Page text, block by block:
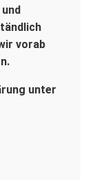
vorab
unter